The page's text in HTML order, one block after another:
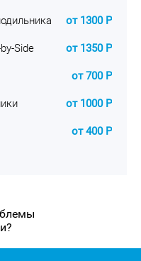
от 1300 Р
Side от 1350 Р
от 700 Р
от 1000 Р
от 400 Р